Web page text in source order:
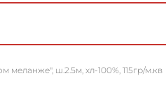
ш.2.5м, хл-100%, 115гр/м.кв